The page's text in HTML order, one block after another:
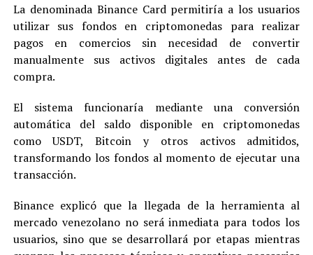
La denominada Binance Card permitiría a los usuarios
utilizar sus fondos en criptomonedas para realizar
pagos en comercios sin necesidad de convertir
manualmente sus activos digitales antes de cada
compra.
El sistema funcionaría mediante una conversión
automática del saldo disponible en criptomonedas
como USDT, Bitcoin y otros activos admitidos,
transformando los fondos al momento de ejecutar una
transacción.
Binance explicó que la llegada de la herramienta al
mercado venezolano no será inmediata para todos los
usuarios, sino que se desarrollará por etapas mientras